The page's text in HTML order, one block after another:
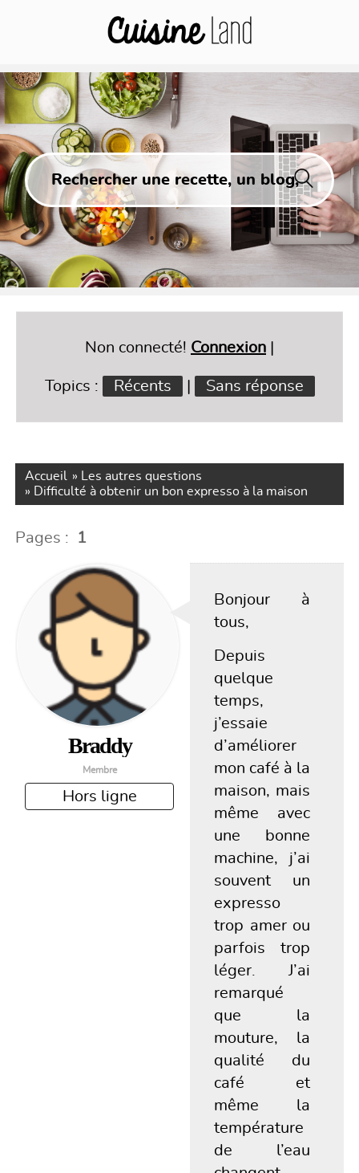
Non connecté! Connexion
Topics : Récents Sans réponse
Accueil »
Les autres questions
»
Difficulté à obtenir un bon expresso à la maison
Pages : 1
braddy
Membre
Hors ligne
Bonjour à
tous,
Depuis
quelque
temps,
j’essaie
d’améliorer
mon café à la
maison, mais
même avec
une bonne
machine, j’ai
souvent un
expresso
trop amer ou
parfois trop
léger. J’ai
remarqué
que la
mouture, la
qualité du
café et
même la
température
de l’eau